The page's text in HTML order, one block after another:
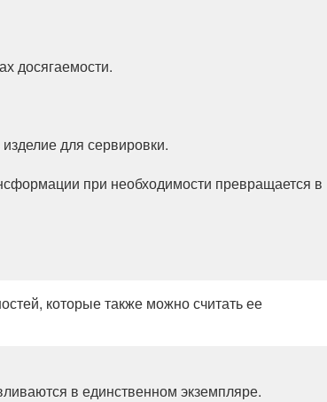
досягаемости.
для сервировки.
при необходимости превращается в
которые также можно считать ее
в единственном экземпляре.